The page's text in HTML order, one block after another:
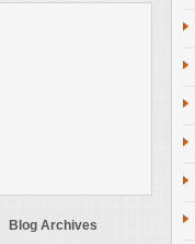
Blog Archives